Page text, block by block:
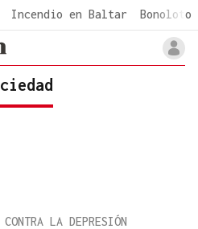
Incendio en Baltar Bonoloto
LA DEPRESIÓN